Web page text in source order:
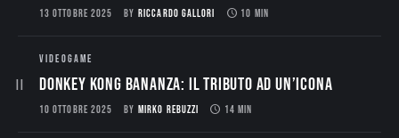
13 OTTOBRE 2025 BY RICCARDO GALLORI 10 MIN
VIDEOGAME
Donkey Kong Bananza: Il Tributo ad un’Icona
10 OTTOBRE 2025 BY MIRKO REBUZZI 14 MIN